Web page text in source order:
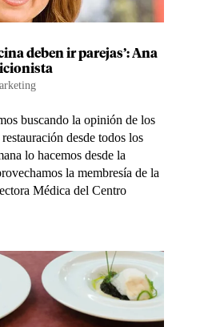
deben ir parejas’: Ana
buscando la opinión de los
desde todos los
lo hacemos desde la
la membresía de la
Médica del Centro